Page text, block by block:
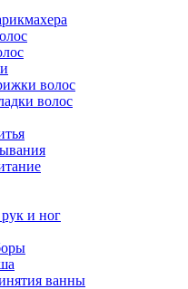
волос
волос
и ног
ванны